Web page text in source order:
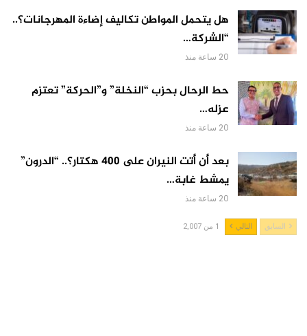
هل يتحمل المواطن تكاليف إضاءة المهرجانات؟..
“الشركة…
20 ساعة منذ
حط الرحال بحزب “النخلة” و”الحركة” تعتزم
عزله…
20 ساعة منذ
بعد أن أتت النيران على 400 هكتار؟.. “الدرون”
يمشط غابة…
20 ساعة منذ
السابق التالي 1 من 2,007